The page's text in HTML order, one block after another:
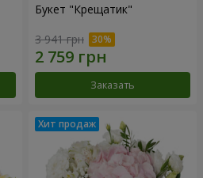
Букет "Крещатик"
3 941 грн
Заказать